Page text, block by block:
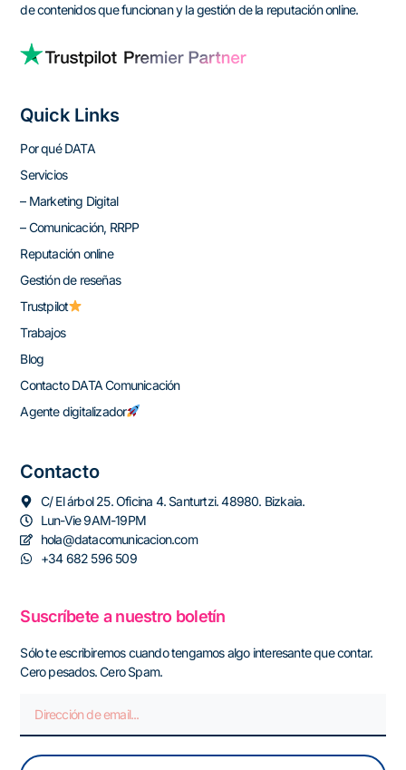
de contenidos que funcionan y la gestión de la reputación online.
Quick Links
Por qué DATA
Servicios
– Marketing Digital
– Comunicación, RRPP
Reputación online
Gestión de reseñas
Trustpilot
Trabajos
Blog
Contacto DATA Comunicación
Agente digitalizador
Contacto
C/ El árbol 25. Oficina 4. Santurtzi. 48980. Bizkaia.
Lun-Vie 9AM-19PM
hola@datacomunicacion.com
+34 682 596 509
Suscríbete a nuestro boletín
Sólo te escribiremos cuando tengamos algo interesante que contar.
Cero pesados. Cero Spam.